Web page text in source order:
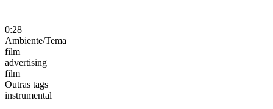
0:28
Ambiente/Tema
film
advertising
film
Outras tags
instrumental